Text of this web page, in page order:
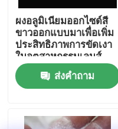
ติดต่อเรา
ขออ้าง
สื่อการพ่นเซรามิก
ผงอลูมิเนียมออกไซด์สี
ขาวออกแบบมาเพื่อเพิ่ม
ประสิทธิภาพการขัดเงา
ในอุตสาหกรรมเลนส์
สายตาและเซมิ
คอนดักเตอร์ส่งคำถาม